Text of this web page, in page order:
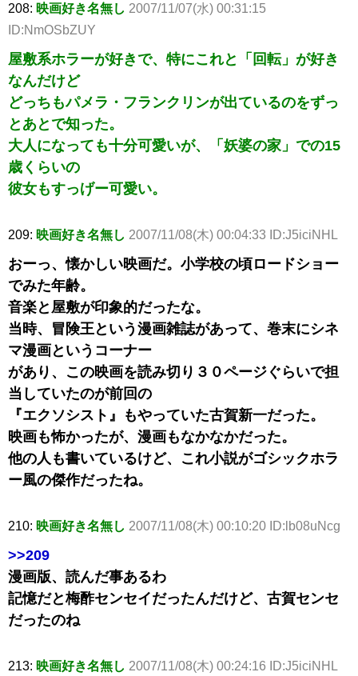
208: 映画好き名無し 2007/11/07(水) 00:31:15
ID:NmOSbZUY
屋敷系ホラーが好きで、特にこれと「回転」が好き
なんだけど
どっちもパメラ・フランクリンが出ているのをずっ
とあとで知った。
大人になっても十分可愛いが、「妖婆の家」での15
歳くらいの
彼女もすっげー可愛い。
209: 映画好き名無し 2007/11/08(木) 00:04:33 ID:J5iciNHL
おーっ、懐かしい映画だ。小学校の頃ロードショー
でみた年齢。
音楽と屋敷が印象的だったな。
当時、冒険王という漫画雑誌があって、巻末にシネ
マ漫画というコーナー
があり、この映画を読み切り３０ページぐらいで担
当していたのが前回の
『エクソシスト』もやっていた古賀新一だった。
映画も怖かったが、漫画もなかなかだった。
他の人も書いているけど、これ小説がゴシックホラ
ー風の傑作だったね。
210: 映画好き名無し 2007/11/08(木) 00:10:20 ID:lb08uNcg
>>209
漫画版、読んだ事あるわ
記憶だと梅酢センセイだったんだけど、古賀センセ
だったのね
213: 映画好き名無し 2007/11/08(木) 00:24:16 ID:J5iciNHL